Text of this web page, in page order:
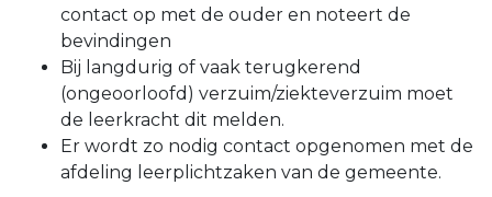
contact op met de ouder en noteert de
bevindingen
Bij langdurig of vaak terugkerend
(ongeoorloofd) verzuim/ziekteverzuim moet
de leerkracht dit melden.
Er wordt zo nodig contact opgenomen met de
afdeling leerplichtzaken van de gemeente.